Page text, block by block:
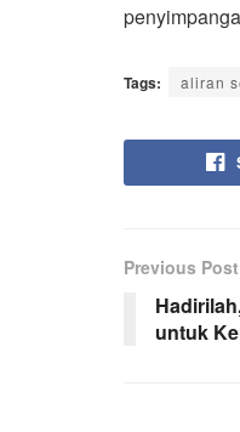
Tags: aliran
Previous Post
untuk